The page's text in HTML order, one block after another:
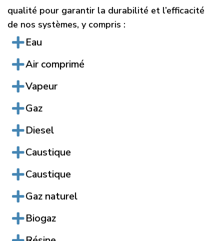
qualité pour garantir la durabilité et l’efficacité
de nos systèmes, y compris :
Eau
Air comprimé
Vapeur
Gaz
Diesel
Caustique
Caustique
Gaz naturel
Biogaz